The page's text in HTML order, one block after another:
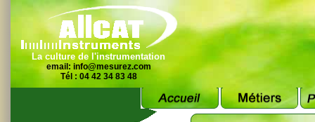
La culture de l'instrumentation
email: info@mesurez.com
Tél : 04 42 34 83 48